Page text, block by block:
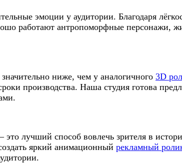
эмоции у аудитории. Благодаря
работают антропоморфные персонажи,
ниже, чем у аналогичного 3D
производства. Наша студия готова
лучший способ вовлечь зрителя в
яркий анимационный рекламный